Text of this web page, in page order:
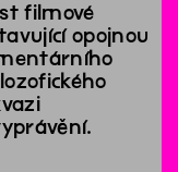
filmové
opojnou